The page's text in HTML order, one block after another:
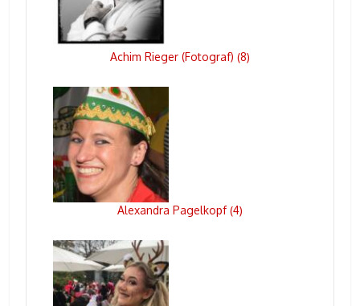
Achim Rieger (Fotograf) (8)
Alexandra Pagelkopf(4)